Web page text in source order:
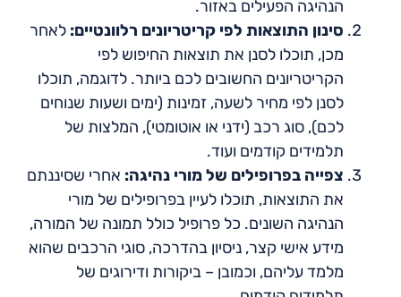
הנהיגה הפעילים באזור.
סינון התוצאות לפי קריטריונים רלוונטיים: לאחר
מכן, תוכלו לסנן את תוצאות החיפוש לפי
הקריטריונים החשובים לכם ביותר. לדוגמה, תוכלו
לסנן לפי מחיר לשעה, זמינות (ימים ושעות שנוחים
לכם), סוג רכב (ידני או אוטומטי), המלצות של
תלמידים קודמים ועוד.
צפייה בפרופילים של מורי נהיגה: אחרי שסיננתם
את התוצאות, תוכלו לעיין בפרופילים של מורי
הנהיגה השונים. כל פרופיל כולל תמונה של המורה,
מידע אישי קצר, ניסיון בהדרכה, סוגי הרכבים שהוא
מלמד עליהם, וכמובן – ביקורות ודירוגים של